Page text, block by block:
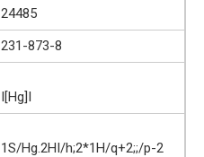
24485
231-873-8
I[Hg]I
1S/Hg.2HI/h;2*1H/q+2;;/p-2